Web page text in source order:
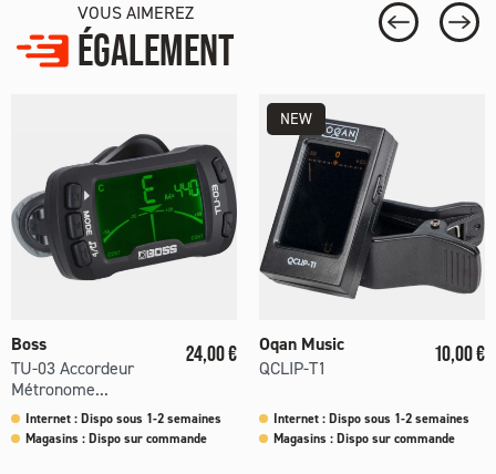
VOUS AIMEREZ
ÉGALEMENT
Boss
TU-03 Accordeur
Métronome...
Prix
24,00 €
Internet : Dispo sous 1-2 semaines
Magasins : Dispo sur commande
Oqan Music
QCLIP-T1
Prix
10,00 €
Internet : Dispo sous 1-2 semaines
Magasins : Dispo sur commande
NEW